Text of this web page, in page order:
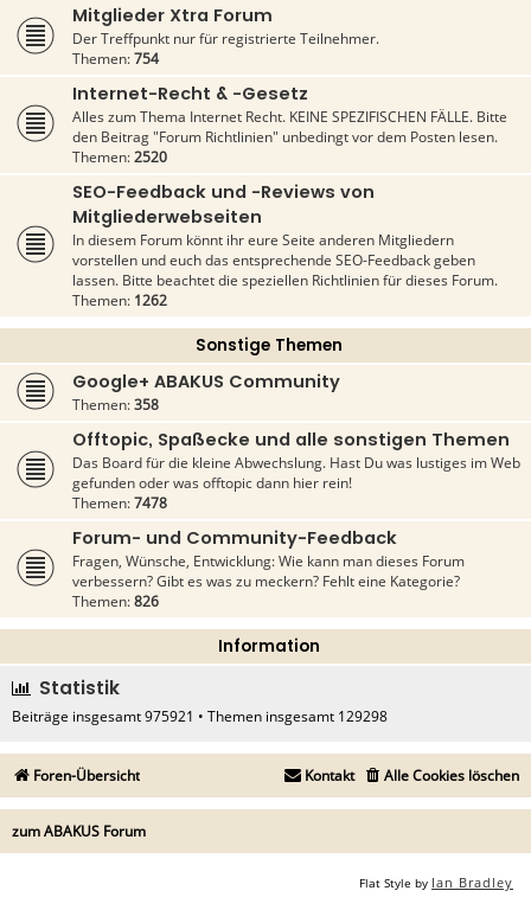
Mitglieder Xtra Forum
Der Treffpunkt nur für registrierte Teilnehmer.
Themen:754
Internet-Recht & -Gesetz
Alles zum Thema Internet Recht. KEINE SPEZIFISCHEN FÄLLE. Bitte
den Beitrag "Forum Richtlinien" unbedingt vor dem Posten lesen.
Themen:2520
SEO-Feedback und -Reviews von
Mitgliederwebseiten
In diesem Forum könnt ihr eure Seite anderen Mitgliedern
vorstellen und euch das entsprechende SEO-Feedback geben
lassen. Bitte beachtet die speziellen Richtlinien für dieses Forum.
Themen: 1262
Sonstige Themen
Google+ ABAKUS Community
Themen:358
Offtopic, Spaßecke und alle sonstigen Themen
Das Board für die kleine Abwechslung. Hast Du was lustiges im Web
gefunden oder was offtopic dann hier rein!
Themen:7478
Forum- und Community-Feedback
Fragen, Wünsche, Entwicklung: Wie kann man dieses Forum
verbessern? Gibt es was zu meckern? Fehlt eine Kategorie?
Themen:826
Information
Statistik
Beiträge insgesamt975921 • Themen insgesamt 129298
Foren-Übersicht Alle Cookies löschen
Kontakt
zum ABAKUS Forum
Flat Style by Ian Bradley